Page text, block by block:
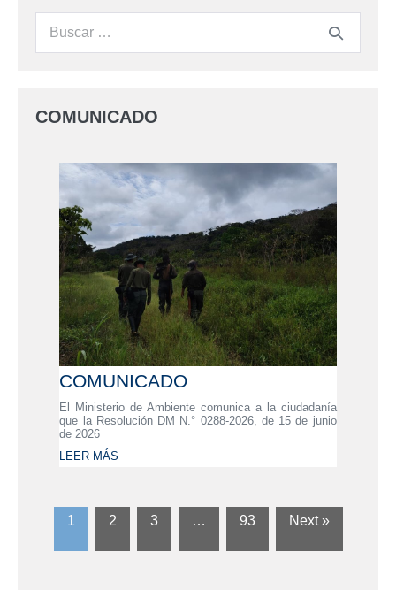
COMUNICADO
COMUNICADO
El Ministerio de Ambiente comunica a la ciudadanía
que la Resolución DM N.° 0288-2026, de 15 de junio
de 2026
LEER MÁS
1 2 3 … 93 Next »